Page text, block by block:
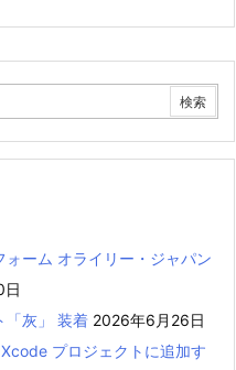
ォーム オライリー・ジャパン
日
「灰」 装着 2026年6月26日
プロジェクトに追加す